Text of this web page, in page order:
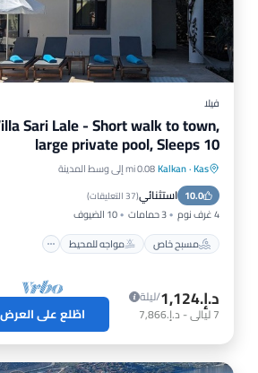
فيلا
Sari Lale - Short walk to town,
large private pool, Sleeps 10
Kas
·
Kalkan0.08 mi إلى وسط المدينة
10.0 استثنائي(37 التعليقات )
4 غرف نوم 3 حمامات
10 الضيوف
مسبح خاص
مواجه للمحيط
مسبح خاص
مواجه للمحيط
موقف سيارات
مسبح
د.إ.‏1,124
/ليلة
7ليالي- د.إ.‏7,866 اطّلع على العرض